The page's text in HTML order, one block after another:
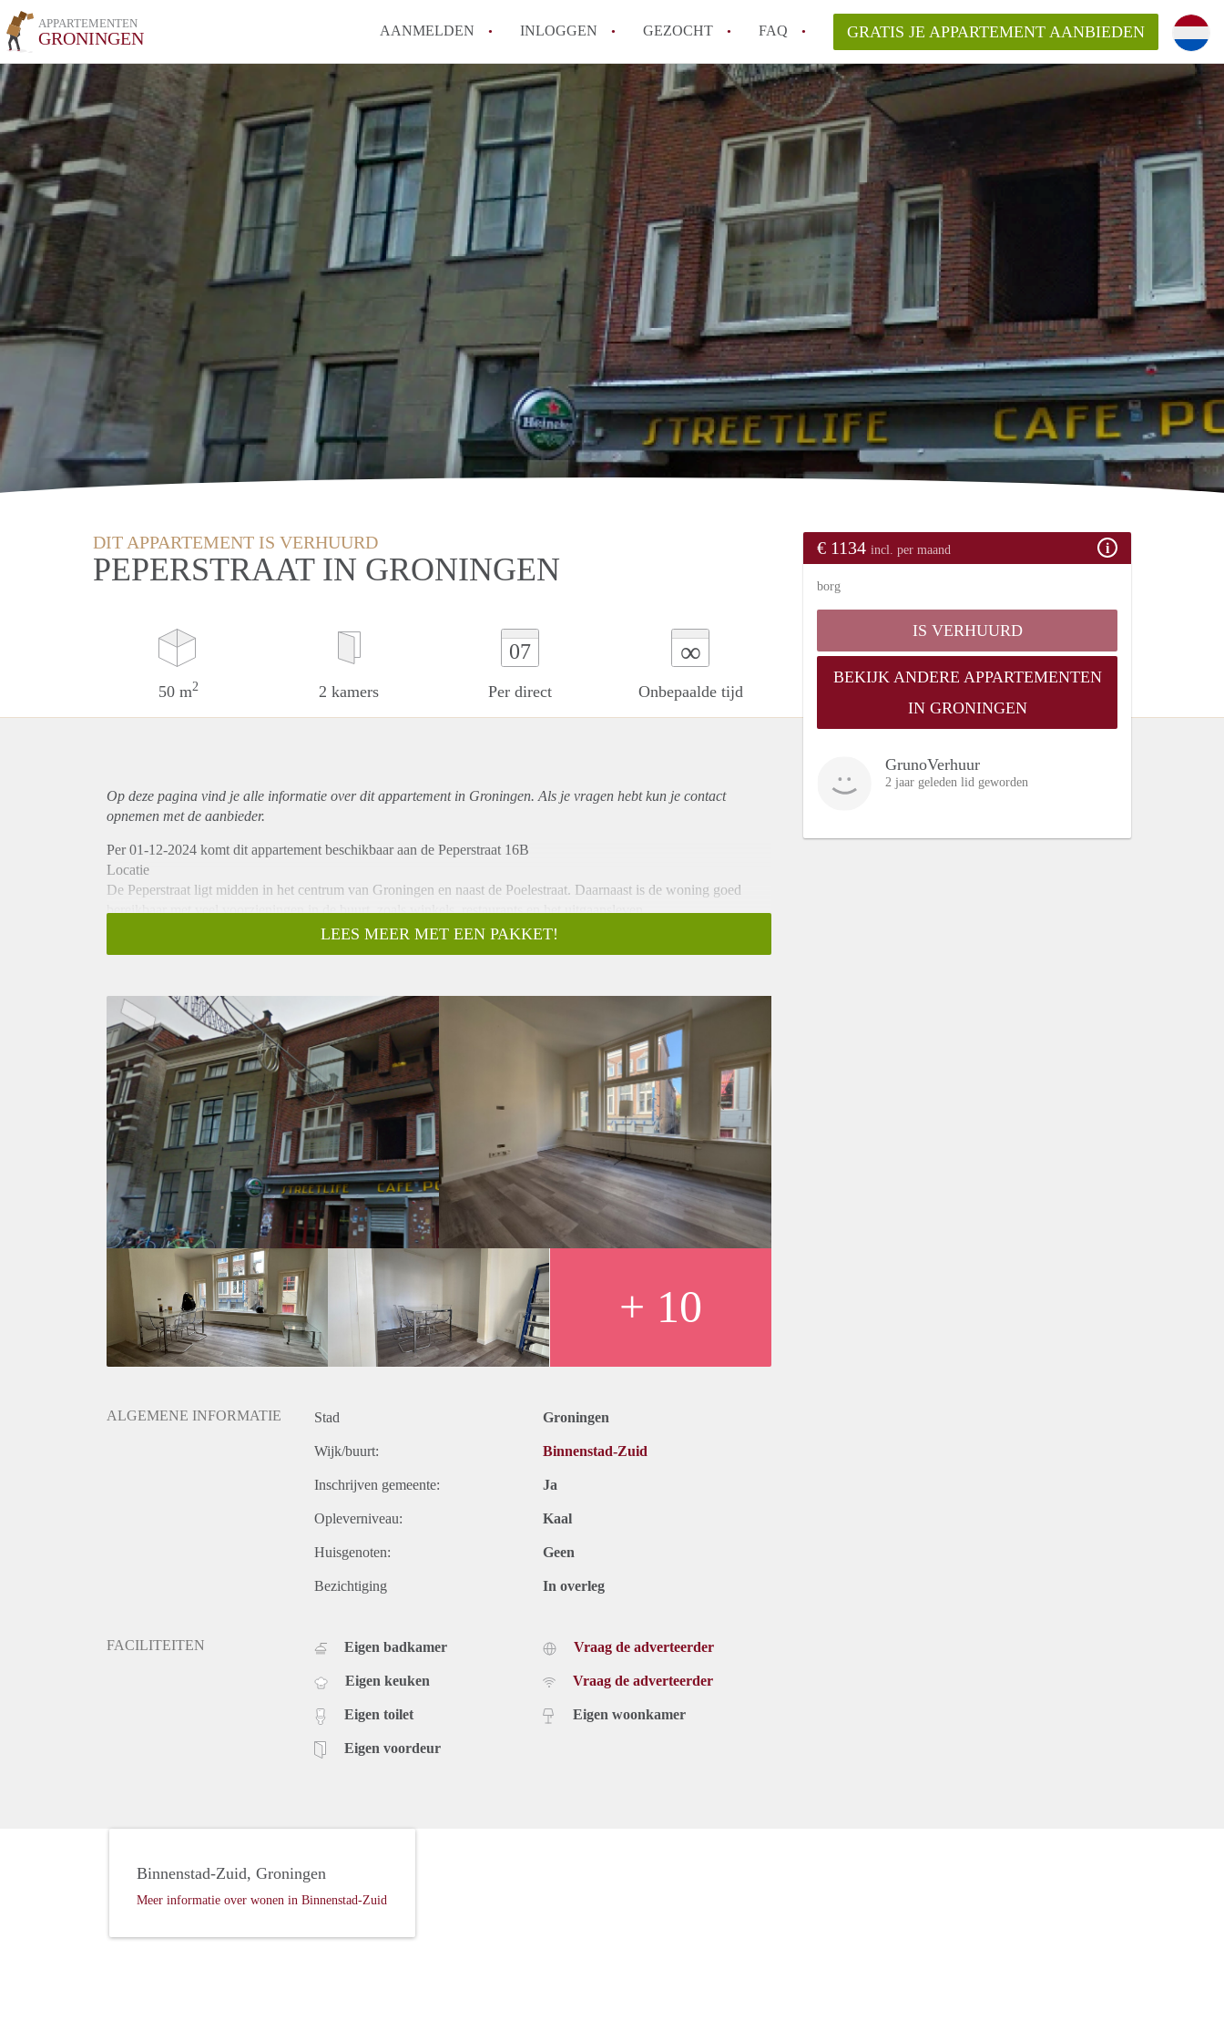
APPARTEMENTEN
GRONINGEN AANMELDEN INLOGGEN GEZOCHT FAQ
Hoe werkt Appartement Groningen
Hoeveel kost het om te reageren op een Appartement in Groningen?
How to translate AppartementGroningen?
Wat is AppartementenGroningen?
Wat is de privacyverklaring van AppartementenGroningen?
Alle veelgestelde vragen
GRATIS JE APPARTEMENT AANBIEDEN
DIT APPARTEMENT IS VERHUURD
PEPERSTRAAT IN GRONINGEN
50 m2 2 kamers
07
Per direct
∞
Onbepaalde tijd
€ 1134 incl. per maand
borg
IS VERHUURD
BEKIJK ANDERE APPARTEMENTEN
IN GRONINGEN
GrunoVerhuur
2 jaar geleden lid geworden
Op deze pagina vind je alle informatie over ditappartementin Groningen. Als je vragen hebt kun je contact
opnemen met de aanbieder.
Per 01-12-2024 komt dit appartement beschikbaar aan de Peperstraat 16B
Locatie
De Peperstraat ligt midden in het centrum van Groningen en naast de Poelestraat. Daarnaast is de woning goed
bereikbaar met veel voorzieningen in de buurt, zoals winkels, restaurants en het uitgaansleven.
Dit appartement beschikt over een aparte slaapkamers en een ruime woonkamer. Daarnaast is de keuken van alle
De kale huurprijs bedraagt: €1.134,-
Vanwege het hoge aantal aanvragen kunnen we niet op iedereen reageren. Wij nodigen doorgaans circa 5
kandidaten uit voor een bezichtiging. We kunnen helaas niet iedereen persoonlijk beantwoorden of uitnodigingen.
LEES MEER MET EEN PAKKET!
+ 10
ALGEMENE INFORMATIE Stad Groningen
Wijk/buurt: Binnenstad-Zuid
Inschrijven gemeente: Ja
Opleverniveau: Kaal
Huisgenoten: Geen
Bezichtiging In overleg
FACILITEITEN Eigen badkamer
Eigen keuken
Eigen toilet
Eigen voordeur
Vraag de adverteerder
Vraag de adverteerder
Eigen woonkamer
Binnenstad-Zuid, Groningen
Meer informatie over wonen in Binnenstad-Zuid